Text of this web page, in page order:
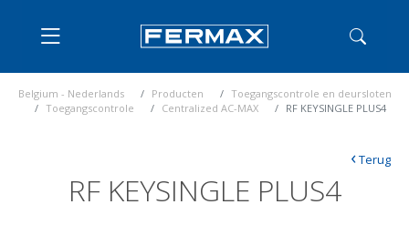
Belgium - Nederlands Producten
Toegangscontrole en deursloten
Toegangscontrole
Centralized AC-MAX RF KEYSINGLE PLUS4
RF KEYSINGLE PLUS4
‹Terug